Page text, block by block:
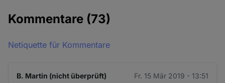
Kommentare (73)
Netiquette für Kommentare
B. Martin (nicht überprüft) Fr. 15 Mär 2019 - 13:51